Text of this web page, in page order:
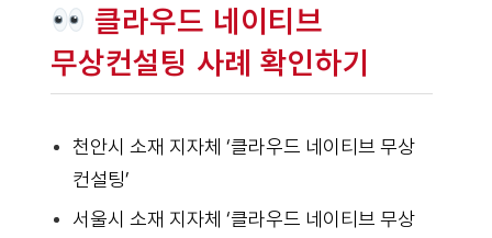
클라우드 네이티브
무상컨설팅 사례 확인하기
천안시 소재 지자체 ‘클라우드 네이티브 무상
컨설팅’
서울시 소재 지자체 ‘클라우드 네이티브 무상